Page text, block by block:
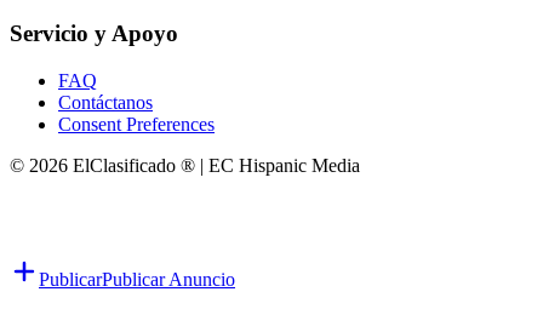
Servicio y Apoyo
FAQ
Contáctanos
Consent Preferences
© 2026 ElClasificado ® | EC Hispanic Media
PublicarPublicar Anuncio